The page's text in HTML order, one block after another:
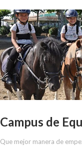
Campus de
Que mejor manera de